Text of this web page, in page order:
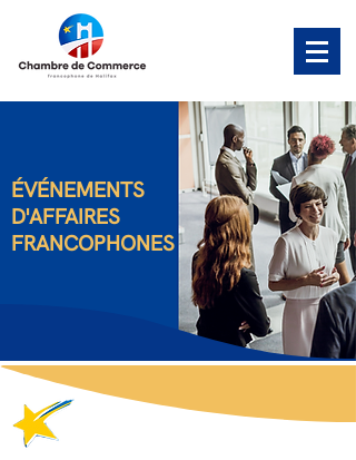
ÉVÉNEMENTS
D'AFFAIRES
FRANCOPHONES